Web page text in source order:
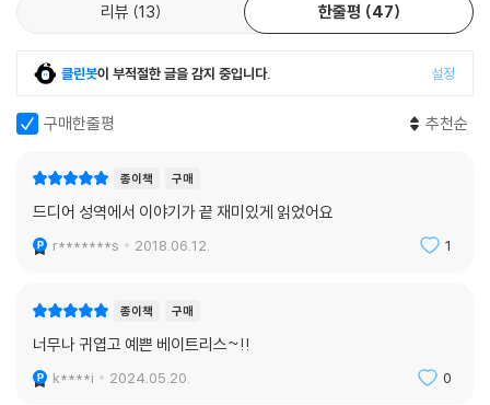
리뷰 13 한줄평 47
클린봇이 부적절한 글을 감지 중입니다. 설정
구매한줄평 추천순
종이책 구매
드디어 성역에서 이야기가 끝 재미있게 읽었어요
r*******s 2018.06.12. 1
종이책 구매
너무나 귀엽고 예쁜 베이트리스~!!
k****i 2024.05.20. 0